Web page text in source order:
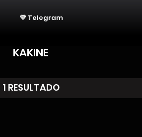
💛 Telegram
KAKINE
1 RESULTADO